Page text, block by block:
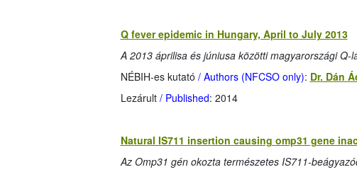
Q fever epidemic in Hungary, April to July 2013
A 2013 áprilisa és júniusa közötti magyarországi Q-
NÉBIH-es kutató / Authors (NFCSO only): Dr. Dán
Lezárult / Published: 2014
Natural IS711 insertion causing omp31 gene
Az Omp31 gén okozta természetes IS711-